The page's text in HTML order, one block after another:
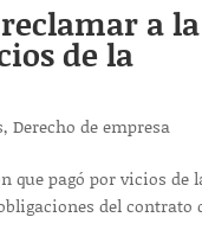
a la
de la
,Derecho de empresa
que pagó por vicios de
del contrato